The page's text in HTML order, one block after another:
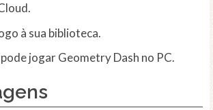
à sua biblioteca.
jogar Geometry Dash no PC.